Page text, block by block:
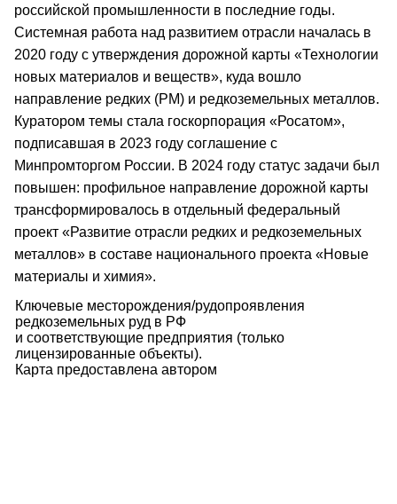
российской промышленности в последние годы.
Системная работа над развитием отрасли началась в
2020 году с утверждения дорожной карты «Технологии
новых материалов и веществ», куда вошло
направление редких (РМ) и редкоземельных металлов.
Куратором темы стала госкорпорация «Росатом»,
подписавшая в 2023 году соглашение с
Минпромторгом России. В 2024 году статус задачи был
повышен: профильное направление дорожной карты
трансформировалось в отдельный федеральный
проект «Развитие отрасли редких и редкоземельных
металлов» в составе национального проекта «Новые
материалы и химия».
Ключевые месторождения/рудопроявления
редкоземельных руд в РФ
и соответствующие предприятия (только
лицензированные объекты).
Карта предоставлена автором